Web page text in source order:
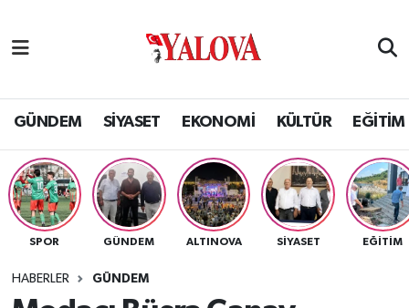
GÜNDEM SİYASET EKONOMİ KÜLTÜR EĞİTİM
SPOR GÜNDEM ALTINOVA SİYASET EĞİTİM
HABERLER GÜNDEM
SİYASET
EKONOMİ
KÜLTÜR
BİLİM VE TEKNOLOJİ
Yalova Nöbetçi Eczaneler
Yalova Hava Durumu
Yalova Namaz Vakitleri
Yalova Trafik Yoğunluk Haritası
Tüm Manşetler